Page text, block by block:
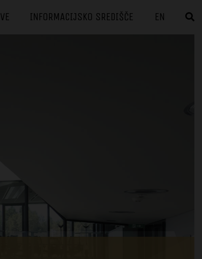
INFORMACIJSKO SREDIŠČE EN